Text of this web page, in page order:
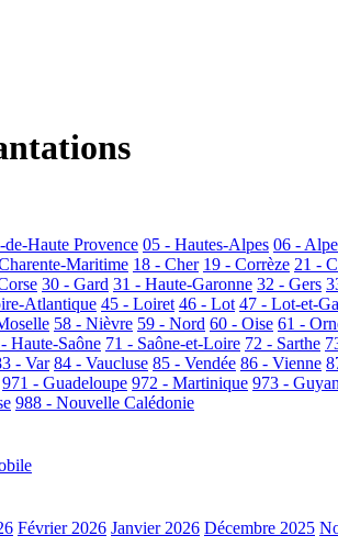
Haute Provence 05 - Hautes-Alpes 06 -
Maritime 18 - Cher 19 - Corrèze 21 -
30 - Gard 31 - Haute-Garonne 32 - Gers
Atlantique 45 - Loiret 46 - Lot 47 - Lot-et-
58 - Nièvre 59 - Nord 60 - Oise 61 -
Haute-Saône 71 - Saône-et-Loire 72 - Sarthe
- Var 84 - Vaucluse 85 - Vendée 86 - Vienne
971 - Guadeloupe 972 - Martinique 973 -
988 - Nouvelle Calédonie
Février 2026 Janvier 2026 Décembre 2025